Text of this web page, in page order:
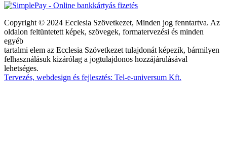
Copyright © 2024 Ecclesia Szövetkezet, Minden jog fenntartva. Az
oldalon feltüntetett képek, szövegek, formatervezési és minden
egyéb
tartalmi elem az Ecclesia Szövetkezet tulajdonát képezik, bármilyen
felhasználásuk kizárólag a jogtulajdonos hozzájárulásával
lehetséges.
Tervezés, webdesign és fejlesztés: Tel-e-universum Kft.